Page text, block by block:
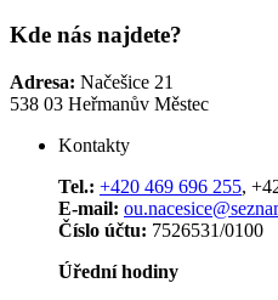
Kde nás najdete?
Adresa: Načešice 21
538 03 Heřmanův Městec
Kontakty
Tel.: +420 469 696 255,
E-mail:
Číslo účtu: 7526531/0100
Úřední hodiny